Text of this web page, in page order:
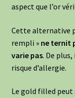
aspect que l’or
Cette alternative
rempli » ne ternit
varie pas. De
risque d’allergie.
Le gold filled peut